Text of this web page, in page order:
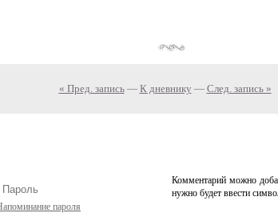
« Пред. запись— К дневнику — След. запись »
пароля
Комментарий можно
нужно будет ввести